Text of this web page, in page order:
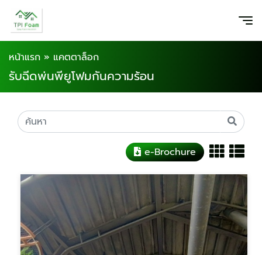
หน้าแรก » แคตตาล็อก
รับฉีดพ่นพียูโฟมกันความร้อน
e-Brochure